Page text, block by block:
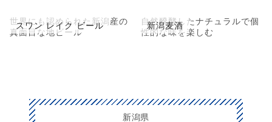
スワン レイク ビール
世界にも認められた新潟産の
真面目な地ビール
新潟麦酒
自然醗酵したナチュラルで個
性的な味を楽しむ
新潟県